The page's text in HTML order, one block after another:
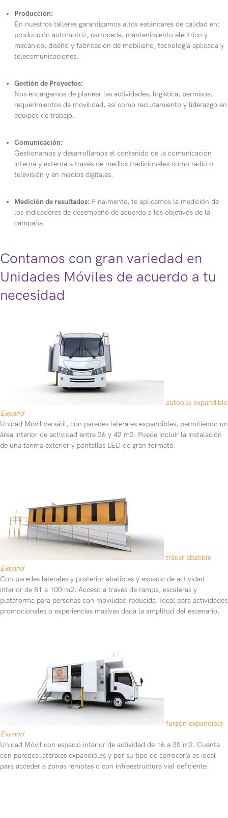
Producción:
En nuestros talleres garantizamos altos estándares de calidad en:
producción automotriz, carrocería, mantenimiento eléctrico y
mecánico, diseño y fabricación de mobiliario, tecnología aplicada y
telecomunicaciones.
Gestión de Proyectos:
Nos encargamos de planear las actividades, logística, permisos,
requerimientos de movilidad, así como reclutamiento y liderazgo en
equipos de trabajo.
Comunicación:
Gestionamos y desarrollamos el contenido de la comunicación
interna y externa a través de medios tradicionales como radio o
televisión y en medios digitales.
Medición de resultados: Finalmente, te aplicamos la medición de
los indicadores de desempeño de acuerdo a los objetivos de la
campaña.
Contamos con gran variedad en
Unidades Móviles de acuerdo a tu
necesidad
autobús expandible
Expand
Unidad Móvil versátil, con paredes laterales expandibles, permitiendo un
área interior de actividad entre 36 y 42 m2. Puede incluir la instalación
de una tarima exterior y pantallas LED de gran formato.
tráiler abatible
Expand
Con paredes laterales y posterior abatibles y espacio de actividad
interior de 81 a 100 m2. Acceso a través de rampa, escaleras y
plataforma para personas con movilidad reducida. Ideal para actividades
promocionales o experiencias masivas dada la amplitud del escenario.
furgón expandible
Expand
Unidad Móvil con espacio interior de actividad de 16 a 35 m2. Cuenta
con paredes laterales expandibles y por su tipo de carrocería es ideal
para acceder a zonas remotas o con infraestructura vial deficiente.